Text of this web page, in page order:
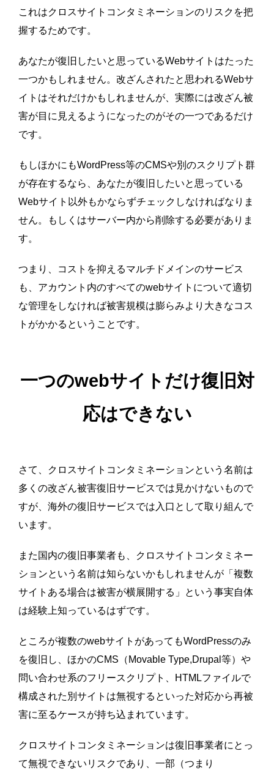
これはクロスサイトコンタミネーションのリスクを把
握するためです。
あなたが復旧したいと思っているWebサイトはたった
一つかもしれません。改ざんされたと思われるWebサ
イトはそれだけかもしれませんが、実際には改ざん被
害が目に見えるようになったのがその一つであるだけ
です。
もしほかにもWordPress等のCMSや別のスクリプト群
が存在するなら、あなたが復旧したいと思っている
Webサイト以外もかならずチェックしなければなりま
せん。もしくはサーバー内から削除する必要がありま
す。
つまり、コストを抑えるマルチドメインのサービス
も、アカウント内のすべてのwebサイトについて適切
な管理をしなければ被害規模は膨らみより大きなコス
トがかかるということです。
一つのwebサイトだけ復旧対
応はできない
さて、クロスサイトコンタミネーションという名前は
多くの改ざん被害復旧サービスでは見かけないもので
すが、海外の復旧サービスでは入口として取り組んで
います。
また国内の復旧事業者も、クロスサイトコンタミネー
ションという名前は知らないかもしれませんが「複数
サイトある場合は被害が横展開する」という事実自体
は経験上知っているはずです。
ところが複数のwebサイトがあってもWordPressのみ
を復旧し、ほかのCMS（Movable Type,Drupal等）や
問い合わせ系のフリースクリプト、HTMLファイルで
構成された別サイトは無視するといった対応から再被
害に至るケースが持ち込まれています。
クロスサイトコンタミネーションは復旧事業者にとっ
て無視できないリスクであり、一部（つまり